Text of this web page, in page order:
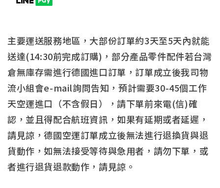
主要運送服務地區，大部份訂單約3天至5天內就能
送達(14:30前完成訂購)，部分產品零件配件若台灣
倉無庫存需進行德國進口訂單，訂單成立後我司物
流小組會e-mail詢問告知，預計需要30-45個工作
天空運進口（不含假日），請下單前來電(信)確
認，並且得配合航班資訊，如果有延期或者延遲，
請見諒，德國空運訂單成立後無法進行退換貨與退
貨動作，如無法接受等待與急用者，請勿下單，或
者進行退貨退款動作，請見諒。